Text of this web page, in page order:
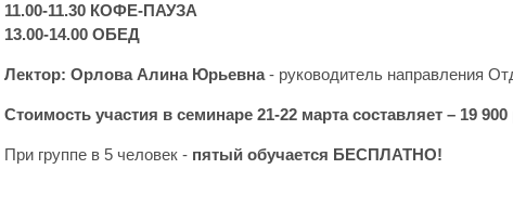
11.00-11.30 КОФЕ-ПАУЗА
13.00-14.00 ОБЕД
Лектор: Орлова Алина Юрьевна- руководитель направления
Стоимость участия в семинаре 21-22 марта составляет – 19
При группе в 5 человек - пятый обучается БЕСПЛАТНО!